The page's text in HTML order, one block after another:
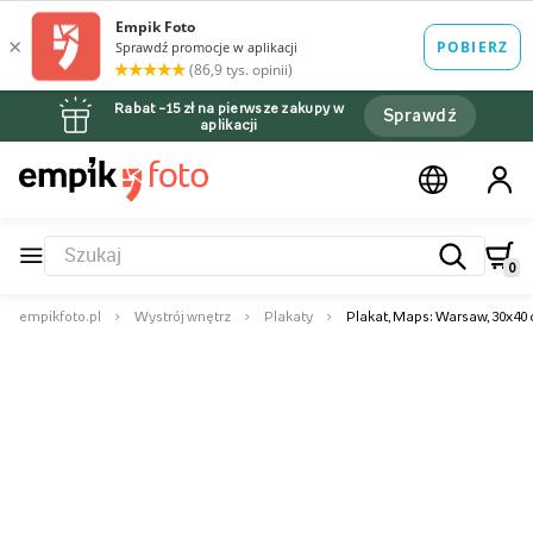
Rabat –15 zł na pierwsze zakupy w
aplikacji
Sprawdź
0
empikfoto.pl Wystrój wnętrz Plakaty Plakat, Maps: Warsaw, 30x40